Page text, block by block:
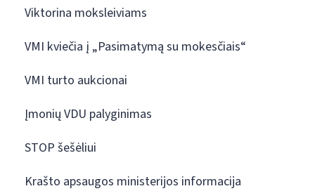
Viktorina moksleiviams
VMI kviečia į „Pasimatymą su mokesčiais“
VMI turto aukcionai
Įmonių VDU palyginimas
STOP šešėliui
Krašto apsaugos ministerijos informacija